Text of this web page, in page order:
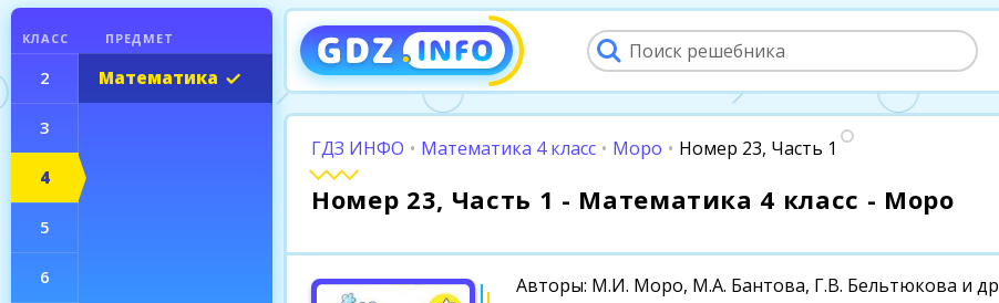
ГДЗ ИНФО • Математика 4 класс • Моро • Номер 23, Часть 1
Номер 23, Часть 1 - Математика 4 класс - Моро
Авторы: М.И. Моро, М.А. Бантова, Г.В. Бельтюкова и др
КЛАСС ПРЕДМЕТ
2
3
4
Математика
5
6